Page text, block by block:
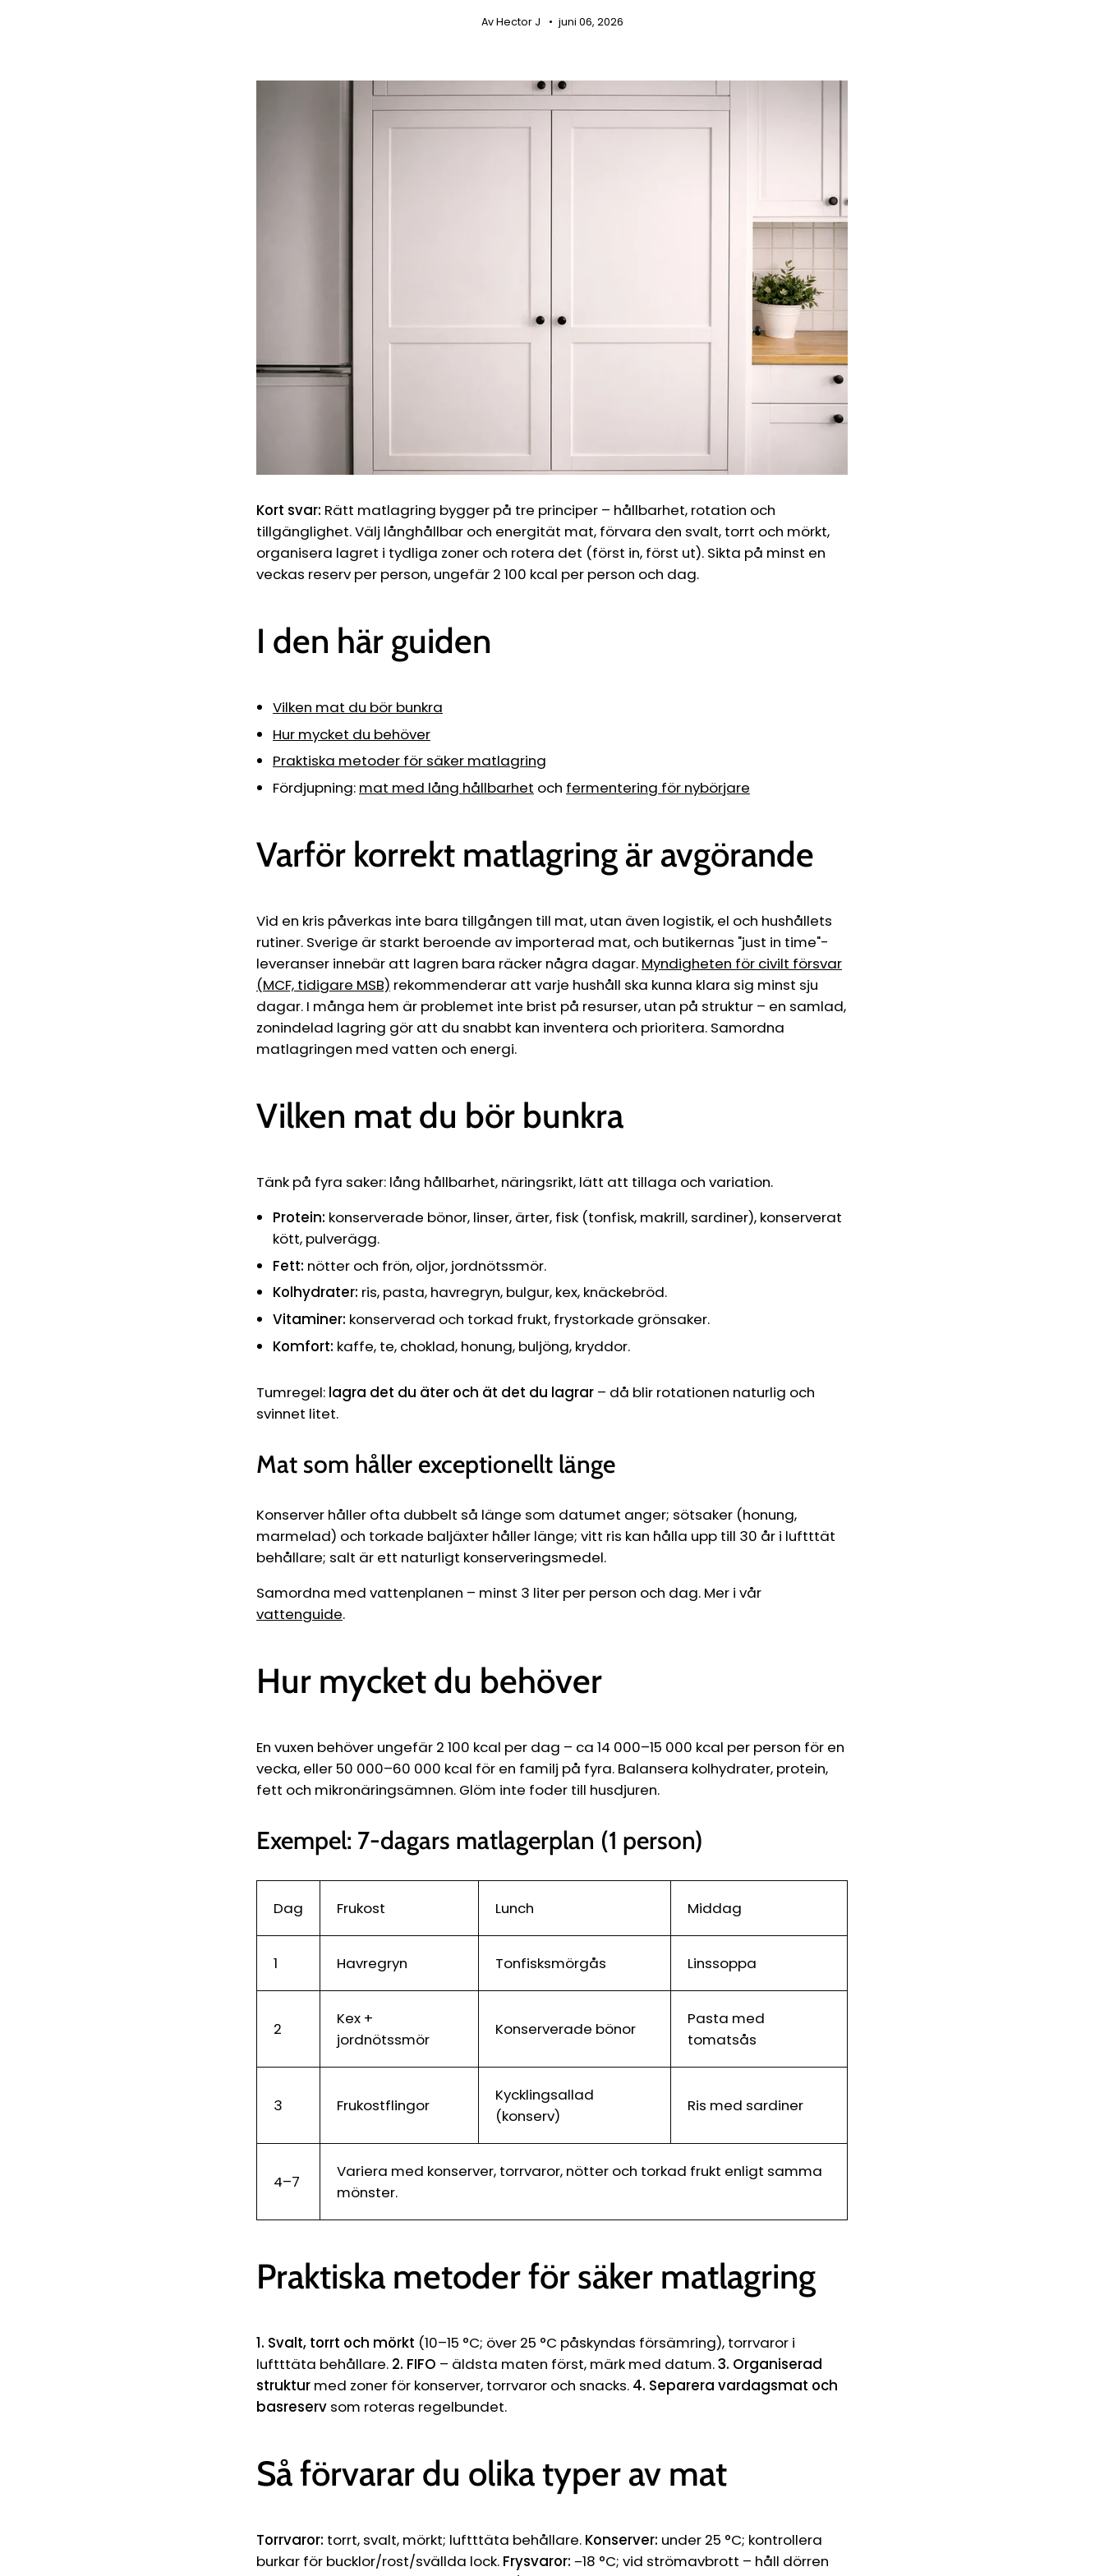
Av Hector J juni 06, 2026
Kort svar: Rätt matlagring bygger på tre principer – hållbarhet, rotation och
tillgänglighet. Välj långhållbar och energität mat, förvara den svalt, torrt och mörkt,
organisera lagret i tydliga zoner och rotera det (först in, först ut). Sikta på minst en
veckas reserv per person, ungefär 2 100 kcal per person och dag.
I den här guiden
Vilken mat du bör bunkra
Hur mycket du behöver
Praktiska metoder för säker matlagring
Fördjupning: mat med lång hållbarhet och fermentering för nybörjare
Varför korrekt matlagring är avgörande
Vid en kris påverkas inte bara tillgången till mat, utan även logistik, el och hushållets
rutiner. Sverige är starkt beroende av importerad mat, och butikernas "just in time"-
leveranser innebär att lagren bara räcker några dagar. Myndigheten för civilt försvar
(MCF, tidigare MSB) rekommenderar att varje hushåll ska kunna klara sig minst sju
dagar. I många hem är problemet inte brist på resurser, utan på struktur – en samlad,
zonindelad lagring gör att du snabbt kan inventera och prioritera. Samordna
matlagringen med vatten och energi.
Vilken mat du bör bunkra
Tänk på fyra saker: lång hållbarhet, näringsrikt, lätt att tillaga och variation.
Protein: konserverade bönor, linser, ärter, fisk (tonfisk, makrill, sardiner), konserverat
kött, pulverägg.
Fett: nötter och frön, oljor, jordnötssmör.
Kolhydrater: ris, pasta, havregryn, bulgur, kex, knäckebröd.
Vitaminer: konserverad och torkad frukt, frystorkade grönsaker.
Komfort: kaffe, te, choklad, honung, buljöng, kryddor.
Tumregel: lagra det du äter och ät det du lagrar – då blir rotationen naturlig och
svinnet litet.
Mat som håller exceptionellt länge
Konserver håller ofta dubbelt så länge som datumet anger; sötsaker (honung,
marmelad) och torkade baljäxter håller länge; vitt ris kan hålla upp till 30 år i luftttät
behållare; salt är ett naturligt konserveringsmedel.
Samordna med vattenplanen – minst 3 liter per person och dag. Mer i vår
vattenguide.
Hur mycket du behöver
En vuxen behöver ungefär 2 100 kcal per dag – ca 14 000–15 000 kcal per person för en
vecka, eller 50 000–60 000 kcal för en familj på fyra. Balansera kolhydrater, protein,
fett och mikronäringsämnen. Glöm inte foder till husdjuren.
Exempel: 7-dagars matlagerplan (1 person)
Dag Frukost Lunch Middag
1 Havregryn Tonfisksmörgås Linssoppa
2
Kex +
jordnötssmör
Konserverade bönor
Pasta med
tomatsås
3 Frukostflingor
Kycklingsallad
(konserv)
Ris med sardiner
4–7
Variera med konserver, torrvaror, nötter och torkad frukt enligt samma
mönster.
Praktiska metoder för säker matlagring
1. Svalt, torrt och mörkt (10–15 °C; över 25 °C påskyndas försämring), torrvaror i
luftttäta behållare. 2. FIFO – äldsta maten först, märk med datum.3. Organiserad
struktur med zoner för konserver, torrvaror och snacks. 4. Separera vardagsmat och
basreserv som roteras regelbundet.
Så förvarar du olika typer av mat
Torrvaror: torrt, svalt, mörkt; luftttäta behållare. Konserver: under 25 °C; kontrollera
burkar för bucklor/rost/svällda lock. Frysvaror: −18 °C; vid strömavbrott – håll dörren